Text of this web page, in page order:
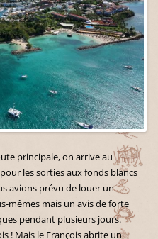
principale, on arrive au
les sorties aux fonds blancs
avions prévu de louer un
mêmes mais un avis de forte
pendant plusieurs jours.
! Mais le François abrite un